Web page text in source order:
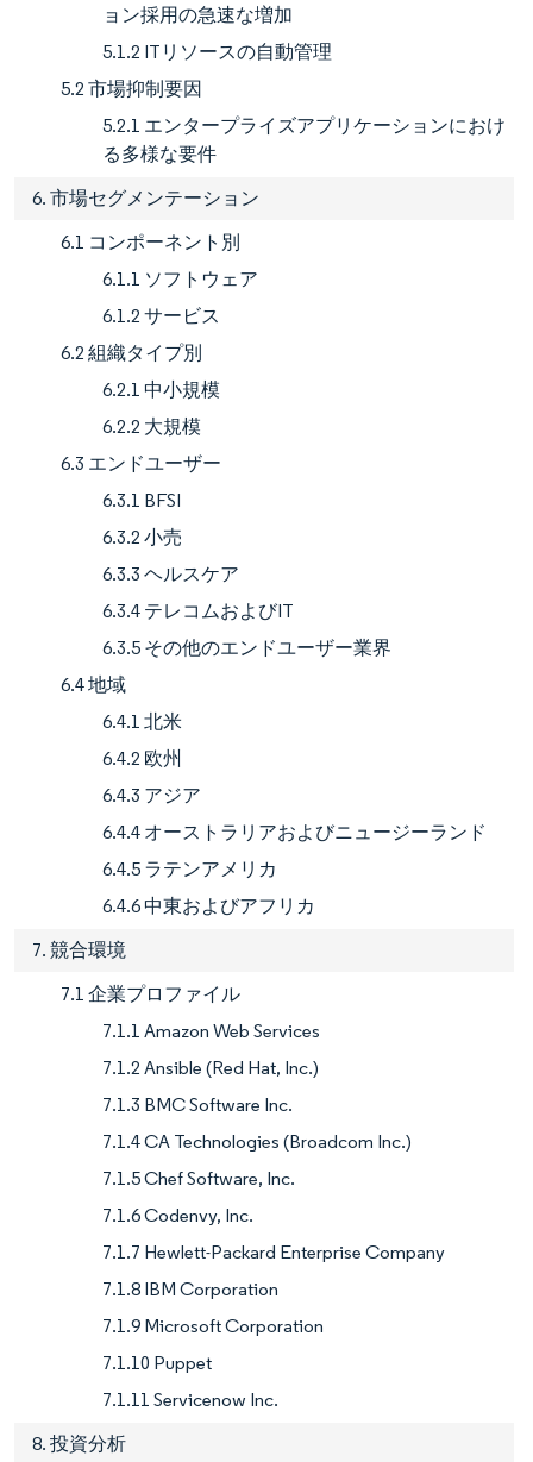
ョン採用の急速な増加
5.1.2 ITリソースの自動管理
5.2 市場抑制要因
5.2.1 エンタープライズアプリケーションにおけ
る多様な要件
6. 市場セグメンテーション
6.1 コンポーネント別
6.1.1 ソフトウェア
6.1.2 サービス
6.2 組織タイプ別
6.2.1 中小規模
6.2.2 大規模
6.3 エンドユーザー
6.3.1 BFSI
6.3.2 小売
6.3.3 ヘルスケア
6.3.4 テレコムおよびIT
6.3.5 その他のエンドユーザー業界
6.4 地域
6.4.1 北米
6.4.2 欧州
6.4.3 アジア
6.4.4 オーストラリアおよびニュージーランド
6.4.5 ラテンアメリカ
6.4.6 中東およびアフリカ
7. 競合環境
7.1 企業プロファイル
7.1.1 Amazon Web Services
7.1.2 Ansible (Red Hat, Inc.)
7.1.3 BMC Software Inc.
7.1.4 CA Technologies (Broadcom Inc.)
7.1.5 Chef Software, Inc.
7.1.6 Codenvy, Inc.
7.1.7 Hewlett-Packard Enterprise Company
7.1.8 IBM Corporation
7.1.9 Microsoft Corporation
7.1.10 Puppet
7.1.11 Servicenow Inc.
8. 投資分析